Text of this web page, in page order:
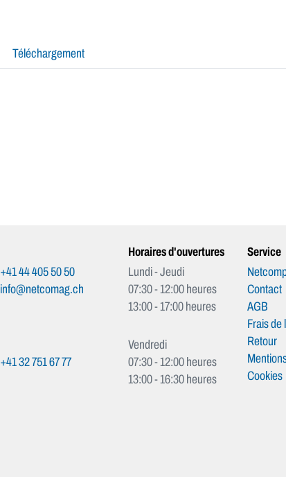
Téléchargement
+41 44 405 50 50
info@netcomag.ch
+41 32 751 67 77
Horaires d'ouvertures
Lundi - Jeudi
07:30 - 12:00 heures
13:00 - 17:00 heures
Vendredi
07:30 - 12:00 heures
13:00 - 16:30 heures
Service
Contact
AGB
Frais de
Retour
Cookies